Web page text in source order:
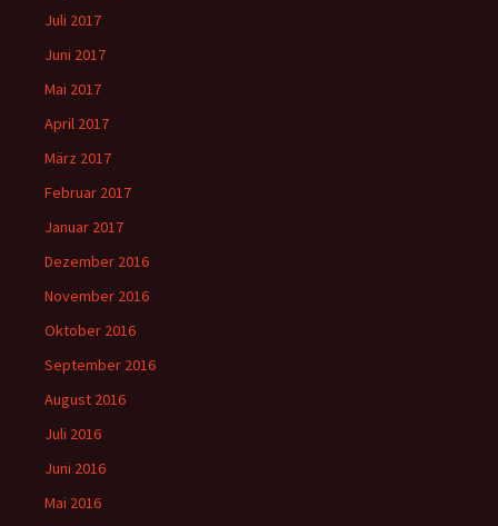
Juli 2017
Juni 2017
Mai 2017
April 2017
März 2017
Februar 2017
Januar 2017
Dezember 2016
November 2016
Oktober 2016
September 2016
August 2016
Juli 2016
Juni 2016
Mai 2016